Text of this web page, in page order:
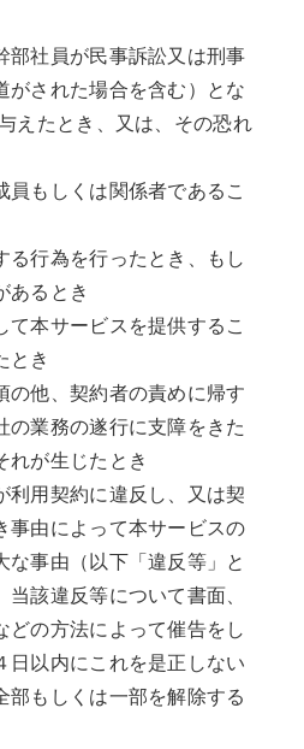
社員が民事訴訟又は刑事
がされた場合を含む）とな
えたとき、又は、その恐れ
もしくは関係者であるこ
行為を行ったとき、もし
あるとき
本サービスを提供するこ
とき
他、契約者の責めに帰す
の業務の遂行に支障をきた
れが生じたとき
利用契約に違反し、又は契
事由によって本サービスの
事由（以下「違反等」と
該違反等について書面、
どの方法によって催告をし
日以内にこれを是正しない
部もしくは一部を解除する